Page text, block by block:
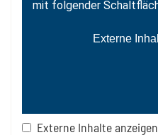
Externe Inhalte anzeigen